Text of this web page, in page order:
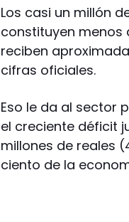
Los casi un millón
constituyen menos
reciben
cifras oficiales.
Eso le da al sector
el creciente déficit
millones de reales
ciento de la